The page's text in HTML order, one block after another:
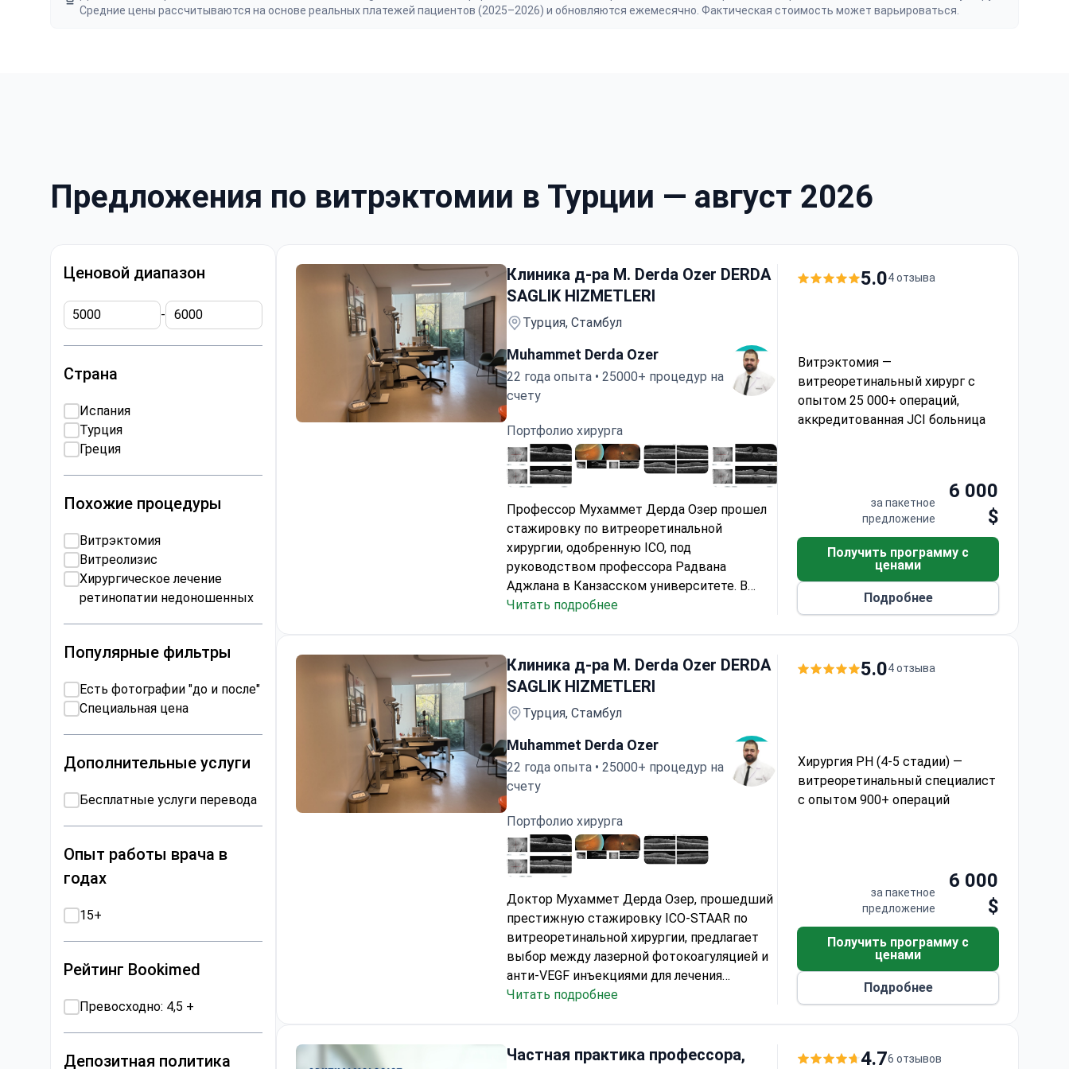
Средние цены рассчитываются на основе реальных платежей пациентов (2025–2026) и обновляются ежемесячно. Фактическая стоимость может варьироваться.
Предложения по витрэктомии в Турции — август 2026
Ценовой диапазон
-
Страна
Испания
Турция
Греция
Похожие процедуры
Витрэктомия
Витреолизис
Хирургическое лечение
ретинопатии недоношенных
Популярные фильтры
Есть фотографии "до и после"
Специальная цена
Дополнительные услуги
Бесплатные услуги перевода
Опыт работы врача в
годах
15+
Рейтинг Bookimed
Превосходно: 4,5 +
Депозитная политика
Витрэктомия — витреоретинальный хирург с опытом 25 000+ операций, аккредитованная JCI больница
Клиника д-ра M. Derda Ozer DERDA
SAGLIK HIZMETLERI
Турция, Стамбул
Muhammet Derda Ozer
22 года опыта • 25000+ процедур на
счету
Портфолио хирурга
Профессор Мухаммет Дерда Озер прошел
стажировку по витреоретинальной
хирургии, одобренную ICO, под
руководством профессора Радвана
Аджлана в Канзасском университете. В
клиникеAssociate Professor M. Derda Ozer
выполняет малоинвазивную
микроинцизионную витрэктомию с 3D-
Стоимость пакета составляет около 6 000
$. В нее включены предоперационная
визуализация, анестезия, проживание в
отеле 4* и трансфер. Стабилизация зрения
обычно занимает от 4 до 6 недель.
Читать подробнее
5.04 отзыва
Витрэктомия —
витреоретинальный хирург с
опытом 25 000+ операций,
аккредитованная JCI больница
за пакетное
предложение
6 000
$
Получить программу с
ценами
Подробнее
Хирургия РН (4-5 стадии) — витреоретинальный специалист с опытом 900+ операций
Клиника д-ра M. Derda Ozer DERDA
SAGLIK HIZMETLERI
Турция, Стамбул
Muhammet Derda Ozer
22 года опыта • 25000+ процедур на
счету
Портфолио хирурга
Доктор Мухаммет Дерда Озер, прошедший
престижную стажировку ICO-STAAR по
витреоретинальной хирургии, предлагает
выбор между лазерной фотокоагуляцией и
анти-VEGF инъекциями для лечения
ретинопатии недоношенных (РН) 4–5
каждого младенца. Процедура вклинике с
Читать подробнее
5.04 отзыва
Хирургия РН (4-5 стадии) —
витреоретинальный специалист
с опытом 900+ операций
за пакетное
предложение
6 000
$
Получить программу с
ценами
Подробнее
Частная практика профессора,
4.76 отзывов